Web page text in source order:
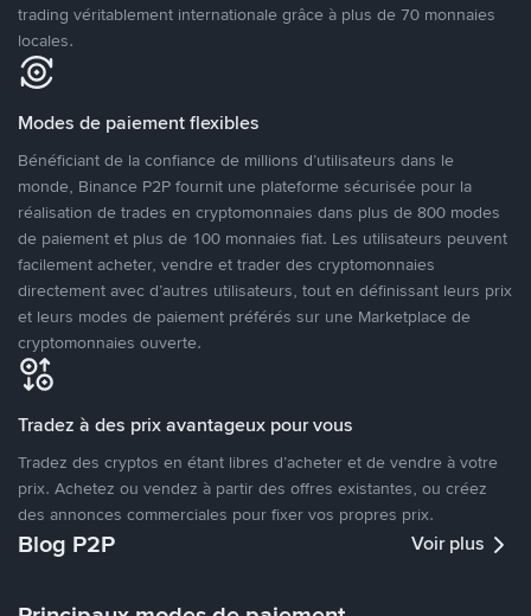
trading véritablement internationale grâce à plus de 70 monnaies
locales.
Modes de paiement flexibles
Bénéficiant de la confiance de millions d’utilisateurs dans le
monde, Binance P2P fournit une plateforme sécurisée pour la
réalisation de trades en cryptomonnaies dans plus de 800 modes
de paiement et plus de 100 monnaies fiat. Les utilisateurs peuvent
facilement acheter, vendre et trader des cryptomonnaies
directement avec d’autres utilisateurs, tout en définissant leurs prix
et leurs modes de paiement préférés sur une Marketplace de
cryptomonnaies ouverte.
Tradez à des prix avantageux pour vous
Tradez des cryptos en étant libres d’acheter et de vendre à votre
prix. Achetez ou vendez à partir des offres existantes, ou créez
des annonces commerciales pour fixer vos propres prix.
Blog P2P Voir plus